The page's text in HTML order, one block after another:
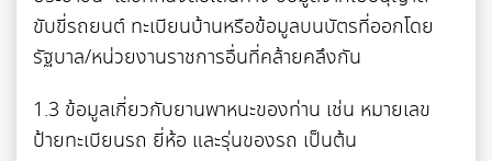
ขับขี่รถยนต์ ทะเบียนบ้านหรือข้อมูลบนบัตรที่ออกโดย
รัฐบาล/หน่วยงานราชการอื่นที่คล้ายคลึงกัน
1.3 ข้อมูลเกี่ยวกับยานพาหนะของท่าน เช่น หมายเลข
ป้ายทะเบียนรถ ยี่ห้อ และรุ่นของรถ เป็นต้น